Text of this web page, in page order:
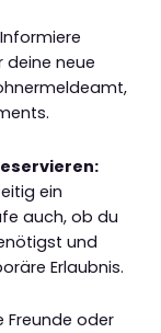
Informiere
deine neue
ein
auch, ob du
und
Erlaubnis.
Freunde oder